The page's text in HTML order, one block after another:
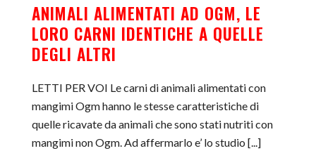
ANIMALI ALIMENTATI AD OGM, LE
LORO CARNI IDENTICHE A QUELLE
DEGLI ALTRI
LETTI PER VOI Le carni di animali alimentati con
mangimi Ogm hanno le stesse caratteristiche di
quelle ricavate da animali che sono stati nutriti con
mangimi non Ogm. Ad affermarlo e’ lo studio [...]